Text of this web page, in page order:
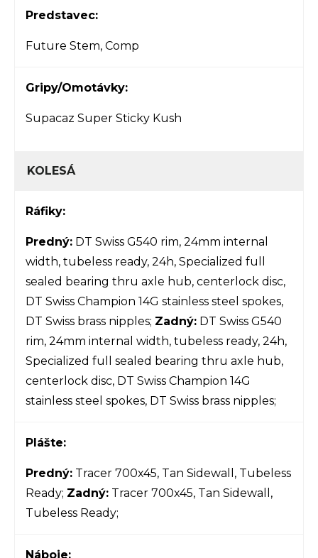
Predstavec:
Future Stem, Comp
Gripy/Omotávky:
Supacaz Super Sticky Kush
KOLESÁ
Ráfiky:
Predný: DT Swiss G540 rim, 24mm internal
width, tubeless ready, 24h, Specialized full
sealed bearing thru axle hub, centerlock disc,
DT Swiss Champion 14G stainless steel spokes,
DT Swiss brass nipples; Zadný: DT Swiss G540
rim, 24mm internal width, tubeless ready, 24h,
Specialized full sealed bearing thru axle hub,
centerlock disc, DT Swiss Champion 14G
stainless steel spokes, DT Swiss brass nipples;
Plášte:
Predný: Tracer 700x45, Tan Sidewall, Tubeless
Ready; Zadný: Tracer 700x45, Tan Sidewall,
Tubeless Ready;
Náboje: